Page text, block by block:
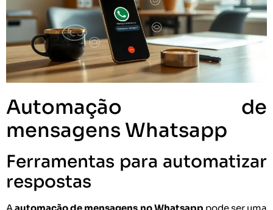
Automação de
mensagens Whatsapp
Ferramentas para automatizar
respostas